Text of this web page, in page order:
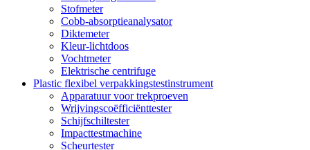
Stofmeter
Cobb-absorptieanalysator
Diktemeter
Kleur-lichtdoos
Vochtmeter
Elektrische centrifuge
Plastic flexibel verpakkingstestinstrument
Apparatuur voor trekproeven
Wrijvingscoëfficiënttester
Schijfschiltester
Impacttestmachine
Scheurtester